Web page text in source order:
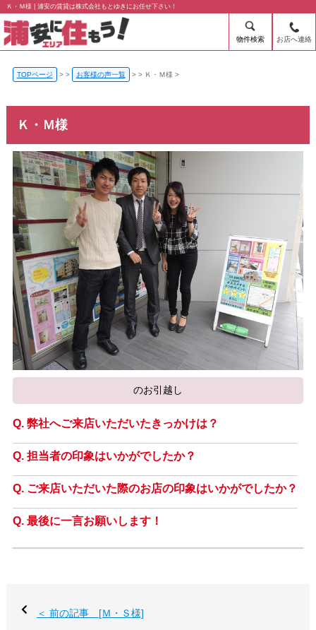
Ｋ・Ｍ様 | 浦安の賃貸は株式会社もとゆきにお任せ下さい！
物件検索 お店へ連絡
TOPページ > お客様の声一覧 > Ｋ・Ｍ様
Ｋ・Ｍ様
のお引越し
弊社へご来店いただいたきっかけは？
担当者の印象はいかがでしたか？
ご来店いただいた際のお店の印象はいかがでしたか？
最後に一言お願いします！
＜ 前の記事 [Ｍ・Ｓ様]